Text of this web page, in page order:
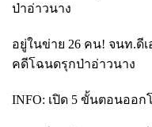
ป่าอ่าวนาง
อยู่ในข่าย 26 คน! จนท.ดี
คดีโฉนดรุกป่าอ่าวนาง
INFO: เปิด 5 ขั้นตอนออ